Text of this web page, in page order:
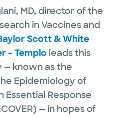
MD, director of the
in Vaccines and
Scott & White
- Templo leads this
known as the
Epidemiology of
Essential Response
— in hopes of